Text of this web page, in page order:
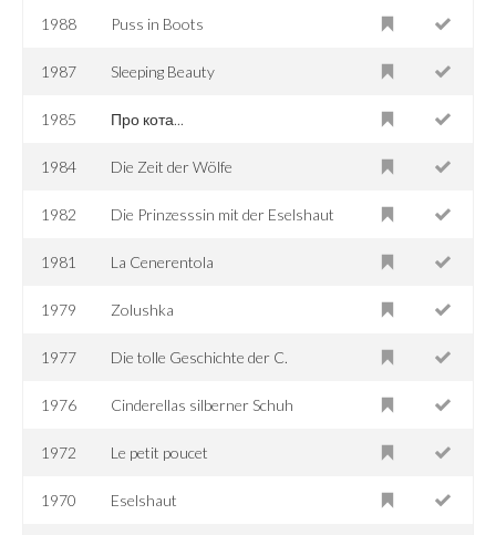
1988 Puss in Boots
1987 Sleeping Beauty
1985 Про кота...
1984 Die Zeit der Wölfe
1982 Die Prinzesssin mit der Eselshaut
1981 La Cenerentola
1979 Zolushka
1977 Die tolle Geschichte der C.
1976 Cinderellas silberner Schuh
1972 Le petit poucet
1970 Eselshaut